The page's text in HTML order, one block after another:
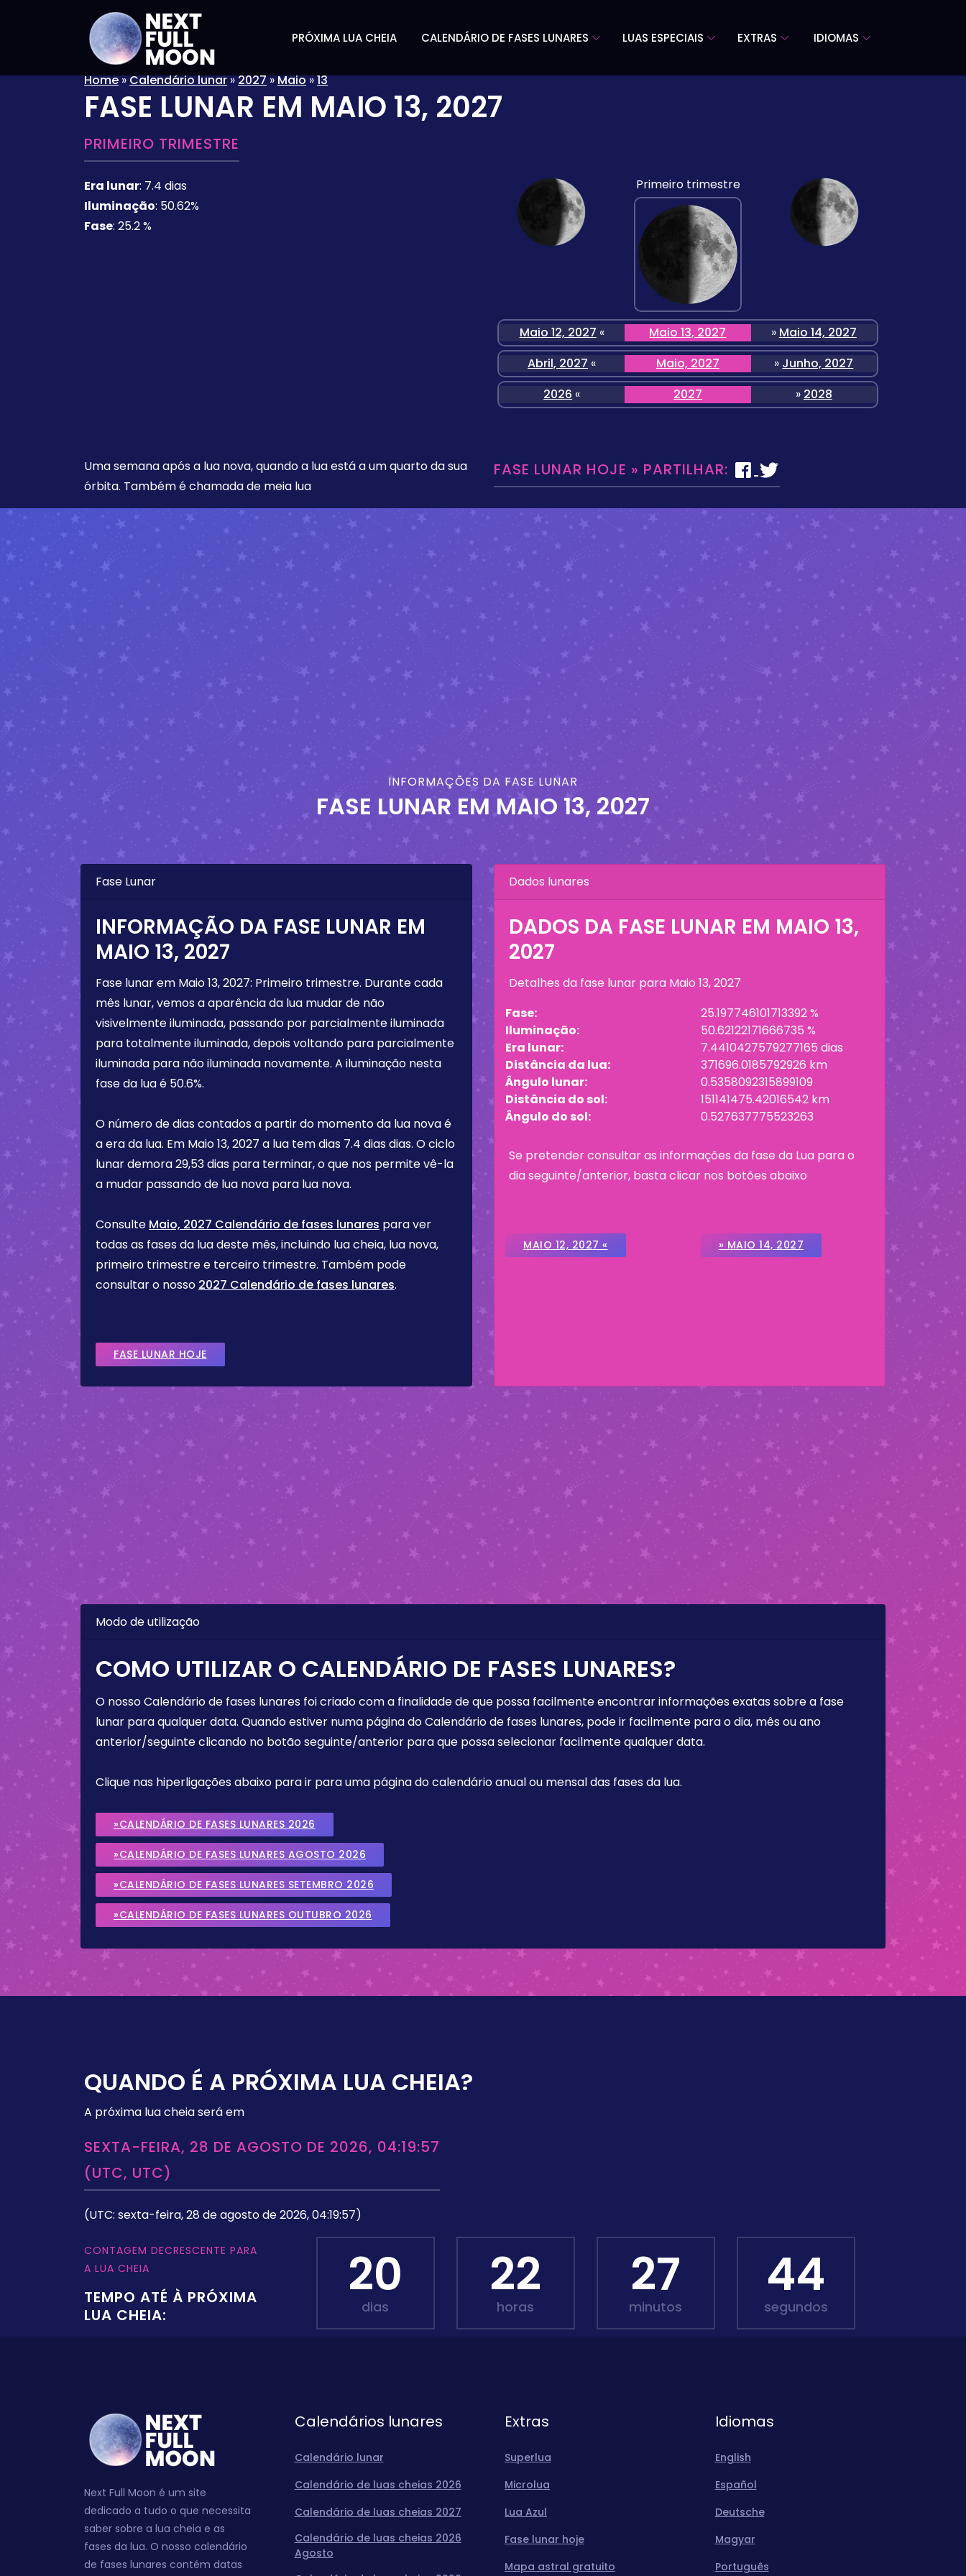
PRÓXIMA LUA CHEIA CALENDÁRIO DE FASES LUNARES LUAS ESPECIAIS EXTRAS IDIOMAS
Home»Calendário lunar»2027»Maio»13
FASE LUNAR EM MAIO 13, 2027
PRIMEIRO TRIMESTRE
Era lunar: 7.4 dias
Iluminação: 50.62%
Fase: 25.2 %
Primeiro trimestre
Maio 12, 2027 « Maio 13, 2027 » Maio 14, 2027
Abril, 2027 « Maio, 2027 » Junho, 2027
2026 « 2027 » 2028
Uma semana após a lua nova, quando a lua está a um quarto da sua
órbita. Também é chamada de meia lua
FASE LUNAR HOJE » PARTILHAR:
INFORMAÇÕES DA FASE LUNAR
FASE LUNAR EMMAIO 13, 2027
Fase Lunar
INFORMAÇÃO DA FASE LUNAR EM
MAIO 13, 2027
Fase lunar em Maio 13, 2027: Primeiro trimestre. Durante cada
mês lunar, vemos a aparência da lua mudar de não
visivelmente iluminada, passando por parcialmente iluminada
para totalmente iluminada, depois voltando para parcialmente
iluminada para não iluminada novamente. A iluminação nesta
fase da lua é 50.6%.
O número de dias contados a partir do momento da lua nova é
a era da lua. Em Maio 13, 2027 a lua tem dias 7.4 dias dias. O ciclo
lunar demora 29,53 dias para terminar, o que nos permite vê-la
a mudar passando de lua nova para lua nova.
Consulte Maio, 2027 Calendário de fases lunares para ver
todas as fases da lua deste mês, incluindo lua cheia, lua nova,
primeiro trimestre e terceiro trimestre. Também pode
consultar o nosso 2027 Calendário de fases lunares.
FASE LUNAR HOJE
Dados lunares
DADOS DA FASE LUNAR EM MAIO 13,
2027
Detalhes da fase lunar para Maio 13, 2027
Fase:
25.197746101713392 %
Iluminação:
50.62122171666735 %
Era lunar:
7.4410427579277165 dias
Distância da lua:
371696.0185792926 km
Ângulo lunar:
0.5358092315899109
Distância do sol:
151141475.42016542 km
Ângulo do sol:
0.527637775523263
Se pretender consultar as informações da fase da Lua para o
dia seguinte/anterior, basta clicar nos botões abaixo
MAIO 12, 2027 « » MAIO 14, 2027
Modo de utilização
COMO UTILIZAR O CALENDÁRIO DE FASES LUNARES?
O nosso Calendário de fases lunares foi criado com a finalidade de que possa facilmente encontrar informações exatas sobre a fase
lunar para qualquer data. Quando estiver numa página do Calendário de fases lunares, pode ir facilmente para o dia, mês ou ano
anterior/seguinte clicando no botão seguinte/anterior para que possa selecionar facilmente qualquer data.
Clique nas hiperligações abaixo para ir para uma página do calendário anual ou mensal das fases da lua.
»CALENDÁRIO DE FASES LUNARES 2026
»CALENDÁRIO DE FASES LUNARES AGOSTO 2026
»CALENDÁRIO DE FASES LUNARES SETEMBRO 2026
»CALENDÁRIO DE FASES LUNARES OUTUBRO 2026
QUANDO É A PRÓXIMA LUA CHEIA?
A próxima lua cheia será em
SEXTA-FEIRA, 28 DE AGOSTO DE 2026, 04:19:57
(UTC, UTC)
(UTC: sexta-feira, 28 de agosto de 2026, 04:19:57)
CONTAGEM DECRESCENTE PARA
A LUA CHEIA
TEMPO ATÉ À PRÓXIMA
LUA CHEIA:
20
dias
22
horas
27
minutos
43
segundos
Next Full Moon é um site
dedicado a tudo o que necessita
saber sobre a lua cheia e as
fases da lua. O nosso calendário
de fases lunares contém datas
Calendários lunares
Calendário lunar
Calendário de luas cheias 2026
Calendário de luas cheias 2027
Calendário de luas cheias 2026
Agosto
Extras
Superlua
Microlua
Lua Azul
Fase lunar hoje
Mapa astral gratuito
Idiomas
English
Español
Deutsche
Magyar
Português